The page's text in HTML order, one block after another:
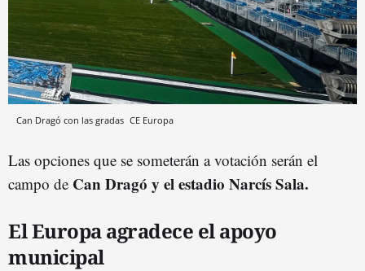
Can Dragó con las gradas CE Europa
Las opciones que se someterán a votación serán el
campo de Can Dragó y el estadio Narcís Sala.
El Europa agradece el apoyo
municipal